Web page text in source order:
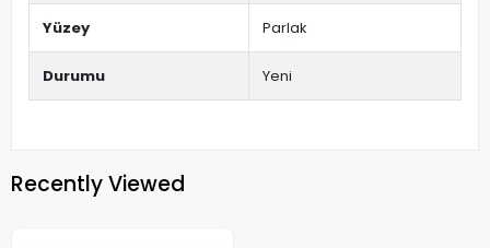
Yüzey Parlak
Durumu Yeni
Recently Viewed